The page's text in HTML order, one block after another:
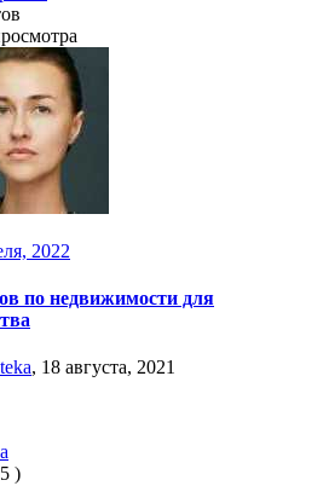
2022
по недвижимости для
, 18 августа, 2021
)